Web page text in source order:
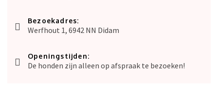
Bezoekadres:
Werfhout 1, 6942 NN Didam
Openingstijden:
De honden zijn alleen op afspraak te bezoeken!